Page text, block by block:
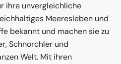
ihre unvergleichliche
Meeresleben und
bekannt und machen sie zu
Schnorchler und
Welt. Mit ihren